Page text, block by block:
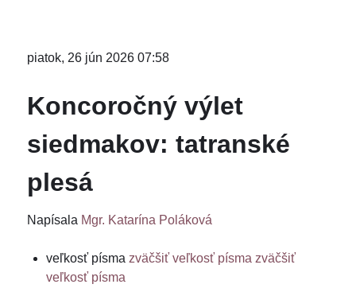
piatok, 26 jún 2026 07:58
Koncoročný výlet
siedmakov: tatranské
plesá
Napísala Mgr. Katarína Poláková
veľkosť písma zväčšiť veľkosť písma zväčšiť
veľkosť písma